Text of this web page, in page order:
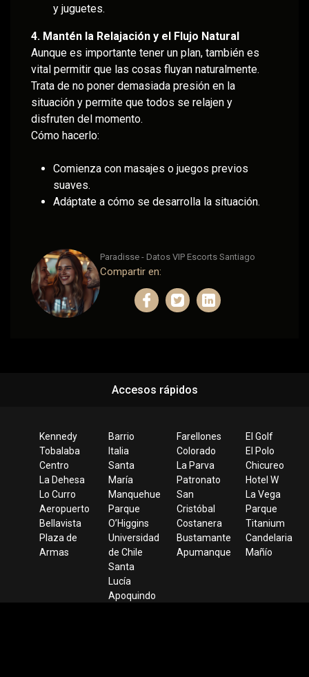
y juguetes.
4. Mantén la Relajación y el Flujo Natural
Aunque es importante tener un plan, también es
vital permitir que las cosas fluyan naturalmente.
Trata de no poner demasiada presión en la
situación y permite que todos se relajen y
disfruten del momento.
Cómo hacerlo:
Comienza con masajes o juegos previos
suaves.
Adáptate a cómo se desarrolla la situación.
Paradisse - Datos VIP Escorts Santiago
Compartir en:
Accesos rápidos
Kennedy
Tobalaba
Centro
La Dehesa
Lo Curro
Aeropuerto
Bellavista
Plaza de
Armas
Barrio
Italia
Santa
María
Manquehue
Parque
O’Higgins
Universidad
de Chile
Santa
Lucía
Apoquindo
Farellones
Colorado
La Parva
Patronato
San
Cristóbal
Costanera
Bustamante
Apumanque
El Golf
El Polo
Chicureo
Hotel W
La Vega
Parque
Titanium
Candelaria
Mañío